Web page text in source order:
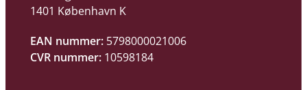
1401 København K
EAN nummer: 5798000021006
CVR nummer: 10598184